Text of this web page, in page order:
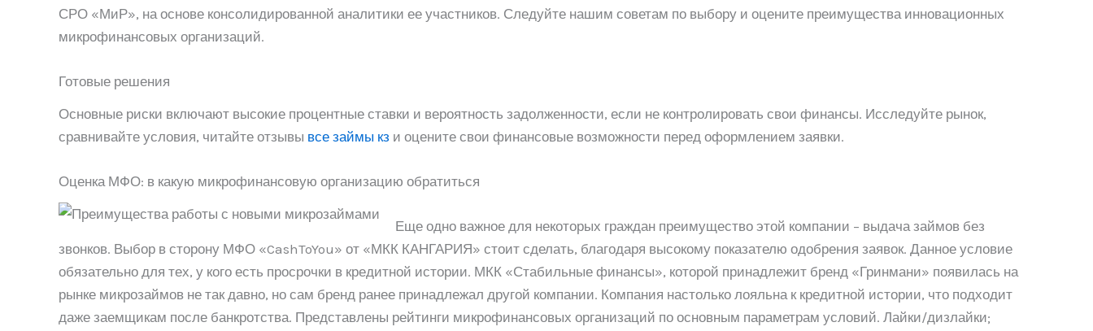
СРО «МиР», на основе консолидированной аналитики ее участников. Следуйте нашим советам по выбору и оцените преимущества инновационных
микрофинансовых организаций.
Готовые решения
Основные риски включают высокие процентные ставки и вероятность задолженности, если не контролировать свои финансы. Исследуйте рынок,
сравнивайте условия, читайте отзывы все займы кз и оцените свои финансовые возможности перед оформлением заявки.
Оценка МФО: в какую микрофинансовую организацию обратиться
Еще одно важное для некоторых граждан преимущество этой компании – выдача займов без
звонков. Выбор в сторону МФО «CashToYou» от «МКК КАНГАРИЯ» стоит сделать, благодаря высокому показателю одобрения заявок. Данное условие
обязательно для тех, у кого есть просрочки в кредитной истории. МКК «Стабильные финансы», которой принадлежит бренд «Гринмани» появилась на
рынке микрозаймов не так давно, но сам бренд ранее принадлежал другой компании. Компания настолько лояльна к кредитной истории, что подходит
даже заемщикам после банкротства. Представлены рейтинги микрофинансовых организаций по основным параметрам условий. Лайки/дизлайки;